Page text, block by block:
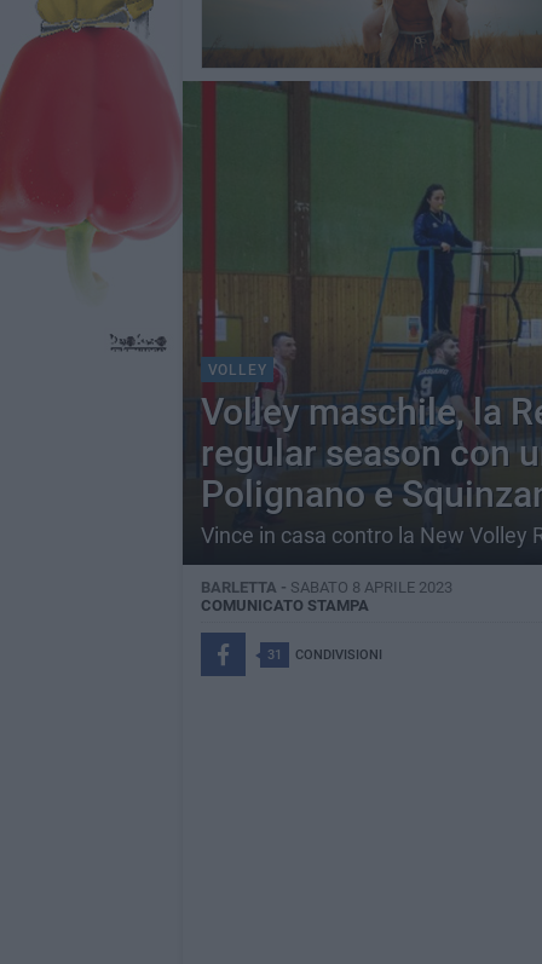
VOLLEY
Volley maschile, la
regular season con
Polignano e
Vince in casa contro la New
BARLETTA - SABATO 8 APRILE 2023
COMUNICATO STAMPA
31 CONDIVISIONI